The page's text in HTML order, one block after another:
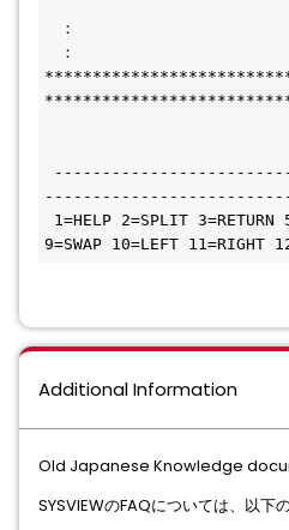
：
：
1=HELP 2=SPLIT 3=RETURN
9=SWAP 10=LEFT 11=RIGHT
Additional Information
Old Japanese Knowledge
SYSVIEWのFAQについては、以下